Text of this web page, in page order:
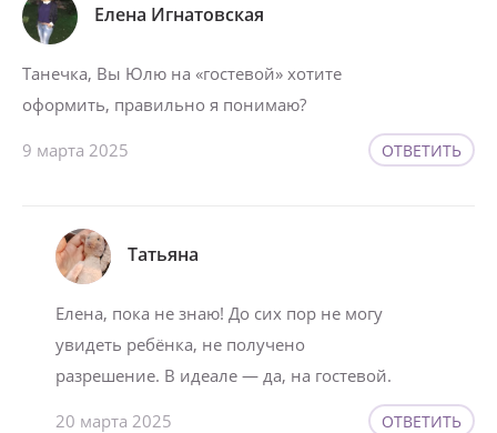
Елена Игнатовская
Танечка, Вы Юлю на «гостевой» хотите
оформить, правильно я понимаю?
9 марта 2025 ОТВЕТИТЬ
Татьяна
Елена, пока не знаю! До сих пор не могу
увидеть ребёнка, не получено
разрешение. В идеале — да, на гостевой.
20 марта 2025 ОТВЕТИТЬ